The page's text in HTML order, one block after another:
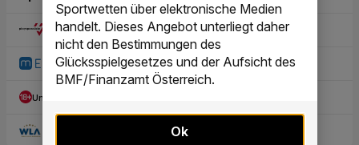
Sportwetten über elektronische Medien
handelt. Dieses Angebot unterliegt daher
nicht den Bestimmungen des
Glücksspielgesetzes und der Aufsicht des
BMF/Finanzamt Österreich.
Ok